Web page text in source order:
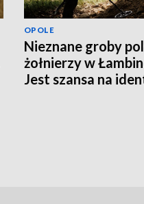
OPOLE
Nieznane groby
żołnierzy w
Jest szansa na